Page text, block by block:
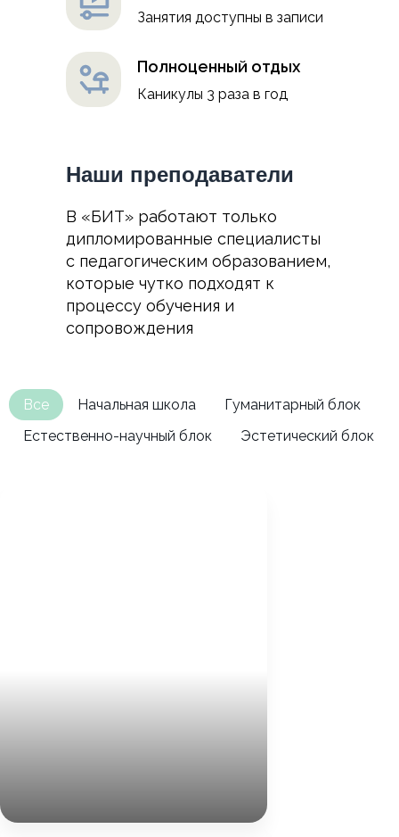
Полноценный отдых
Каникулы 3 раза в год
Занятия доступны в записи
Наши преподаватели
В «БИТ» работают только
дипломированные специалисты
с педагогическим образованием,
которые чутко подходят к
процессу обучения и
сопровождения
Все Начальная школа
Гуманитарный блок
Естественно-научный блок
Эстетический блок